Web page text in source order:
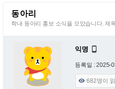
동아리
학내 동아리 홍보 소식을 모았습니다. 제
익명 
등록일 : 2025-
 682명이